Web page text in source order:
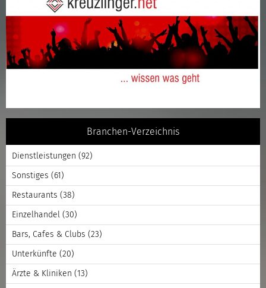
Branchen-Verzeichnis
Dienstleistungen (92)
Sonstiges (61)
Restaurants (38)
Einzelhandel (30)
Bars, Cafes & Clubs (23)
Unterkünfte (20)
Ärzte & Kliniken (13)